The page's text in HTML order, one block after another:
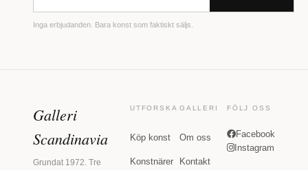
Inga erbjudanden. Bara konst som faktiskt säljs.
Galleri
Scandinavia
Grundat 1972. Tre
UTFORSKA
Köp konst
Konstnärer
GALLERI
Om oss
Kontakt
FÖLJ OSS
Facebook
Instagram